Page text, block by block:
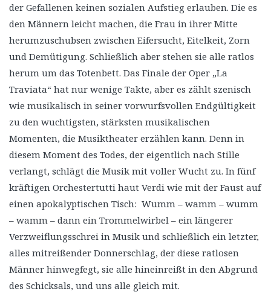
der Gefallenen keinen sozialen Aufstieg erlauben. Die es
den Männern leicht machen, die Frau in ihrer Mitte
herumzuschubsen zwischen Eifersucht, Eitelkeit, Zorn
und Demütigung. Schließlich aber stehen sie alle ratlos
herum um das Totenbett. Das Finale der Oper „La
Traviata“ hat nur wenige Takte, aber es zählt szenisch
wie musikalisch in seiner vorwurfsvollen Endgültigkeit
zu den wuchtigsten, stärksten musikalischen
Momenten, die Musiktheater erzählen kann. Denn in
diesem Moment des Todes, der eigentlich nach Stille
verlangt, schlägt die Musik mit voller Wucht zu. In fünf
kräftigen Orchestertutti haut Verdi wie mit der Faust auf
einen apokalyptischen Tisch: Wumm – wamm – wumm
– wamm – dann ein Trommelwirbel – ein längerer
Verzweiflungsschrei in Musik und schließlich ein letzter,
alles mitreißender Donnerschlag, der diese ratlosen
Männer hinwegfegt, sie alle hineinreißt in den Abgrund
des Schicksals, und uns alle gleich mit.